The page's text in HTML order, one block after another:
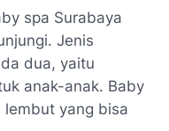
spa Surabaya
Jenis
dua, yaitu
anak-anak. Baby
lembut yang bisa